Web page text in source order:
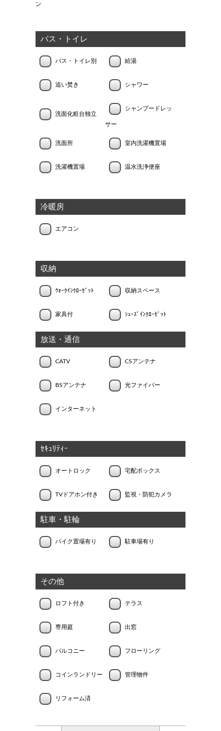
ン
バス・トイレ
バス・トイレ別 給湯
追い焚き シャワー
洗面化粧台独立
シャンプードレッ
サー
洗面所 室内洗濯機置場
洗濯機置場 温水洗浄便座
冷暖房
エアコン
収納
ｳｫｰｸｲﾝｸﾛｰｾﾞｯﾄ 収納スペース
家具付 ｼｭｰｽﾞｲﾝｸﾛｰｾﾞｯﾄ
放送・通信
CATV CSアンテナ
BSアンテナ 光ファイバー
インターネット
ｾｷｭﾘﾃｨｰ
オートロック 宅配ボックス
TVドアホン付き 監視・防犯カメラ
駐車・駐輪
バイク置場有り 駐車場有り
その他
ロフト付き テラス
専用庭 出窓
バルコニー フローリング
コインランドリー 管理物件
リフォーム済